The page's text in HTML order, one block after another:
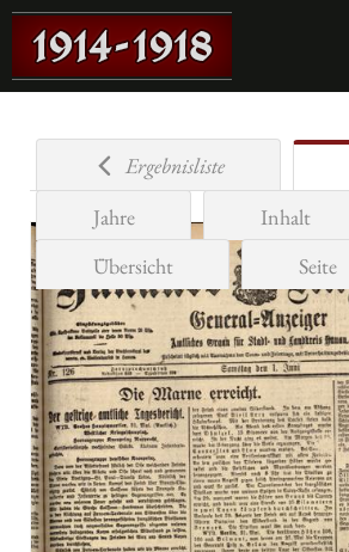
Ergebnisliste
Jahre
Inhalt
Übersicht
Seite